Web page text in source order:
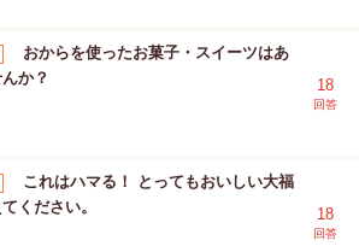
おからを使ったお菓子・スイーツはあ
か？
18
回答
これはハマる！ とってもおいしい大福
ください。
18
回答